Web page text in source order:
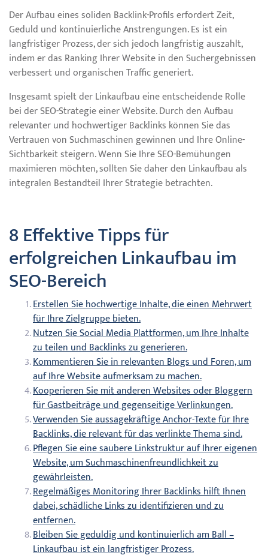
Der Aufbau eines soliden Backlink-Profils erfordert Zeit,
Geduld und kontinuierliche Anstrengungen. Es ist ein
langfristiger Prozess, der sich jedoch langfristig auszahlt,
indem er das Ranking Ihrer Website in den Suchergebnissen
verbessert und organischen Traffic generiert.
Insgesamt spielt der Linkaufbau eine entscheidende Rolle
bei der SEO-Strategie einer Website. Durch den Aufbau
relevanter und hochwertiger Backlinks können Sie das
Vertrauen von Suchmaschinen gewinnen und Ihre Online-
Sichtbarkeit steigern. Wenn Sie Ihre SEO-Bemühungen
maximieren möchten, sollten Sie daher den Linkaufbau als
integralen Bestandteil Ihrer Strategie betrachten.
8 Effektive Tipps für
erfolgreichen Linkaufbau im
SEO-Bereich
Erstellen Sie hochwertige Inhalte, die einen Mehrwert
für Ihre Zielgruppe bieten.
Nutzen Sie Social Media Plattformen, um Ihre Inhalte
zu teilen und Backlinks zu generieren.
Kommentieren Sie in relevanten Blogs und Foren, um
auf Ihre Website aufmerksam zu machen.
Kooperieren Sie mit anderen Websites oder Bloggern
für Gastbeiträge und gegenseitige Verlinkungen.
Verwenden Sie aussagekräftige Anchor-Texte für Ihre
Backlinks, die relevant für das verlinkte Thema sind.
Pflegen Sie eine saubere Linkstruktur auf Ihrer eigenen
Website, um Suchmaschinenfreundlichkeit zu
gewährleisten.
Regelmäßiges Monitoring Ihrer Backlinks hilft Ihnen
dabei, schädliche Links zu identifizieren und zu
entfernen.
Bleiben Sie geduldig und kontinuierlich am Ball –
Linkaufbau ist ein langfristiger Prozess.